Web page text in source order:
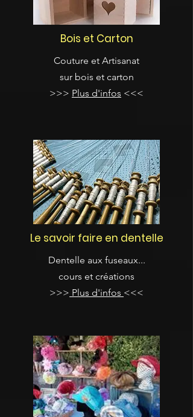
Bois et Carton
Couture et Artisanat
sur bois et carton
>>> Plus d'infos <<<
Le savoir faire en dentelle
Dentelle aux fuseaux...
cours et créations
>>> Plus d'infos <<<